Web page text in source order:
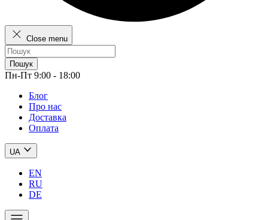
Close menu
Пошук
Пн-Пт 9:00 - 18:00
Блог
Про нас
Доставка
Оплата
UA
EN
RU
DE